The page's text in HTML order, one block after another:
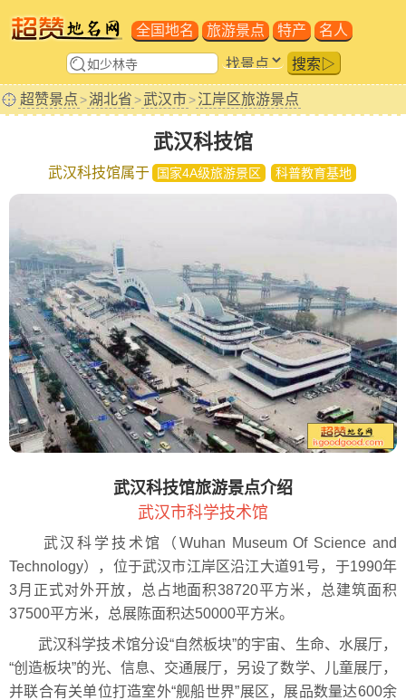
全国地名 旅游景点 特产 名人
搜索▷
超赞景点>湖北省>武汉市>江岸区旅游景点
武汉科技馆
武汉科技馆属于 国家4A级旅游景区 科普教育基地
武汉科技馆旅游景点介绍
武汉市科学技术馆
武汉科学技术馆（Wuhan Museum Of Science and
Technology），位于武汉市江岸区沿江大道91号，于1990年
3月正式对外开放，总占地面积38720平方米，总建筑面积
37500平方米，总展陈面积达50000平方米。
武汉科学技术馆分设“自然板块”的宇宙、生命、水展厅，
“创造板块”的光、信息、交通展厅，另设了数学、儿童展厅，
并联合有关单位打造室外“舰船世界”展区，展品数量达600余